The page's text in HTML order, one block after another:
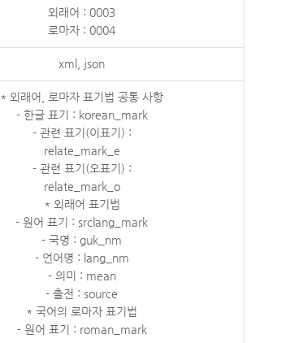
외래어 : 0003
로마자 : 0004
xml, json
* 외래어, 로마자 표기법 공통 사항
- 한글 표기 : korean_mark
- 관련 표기(이표기) :
relate_mark_e
- 관련 표기(오표기) :
relate_mark_o
* 외래어 표기법
- 원어 표기 : srclang_mark
- 국명 : guk_nm
- 언어명 : lang_nm
- 의미 : mean
- 출전 : source
* 국어의 로마자 표기법
- 원어 표기 : roman_mark